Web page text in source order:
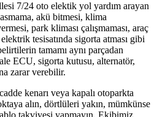
7/24 oto elektik yol yardım arayan
akü bitmesi, klima
park kliması çalışmaması, araç
tesisatında sigorta atması gibi
tamamı aynı parçadan
ECU, sigorta kutusu, alternatör,
zarar verebilir.
kenarı veya kapalı otoparkta
alın, dörtlüleri yakın, mümkünse